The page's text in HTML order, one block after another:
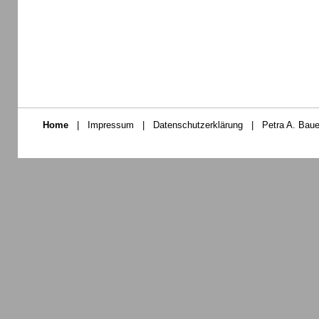
Home | Impressum | Datenschutzerklärung | Petra A.